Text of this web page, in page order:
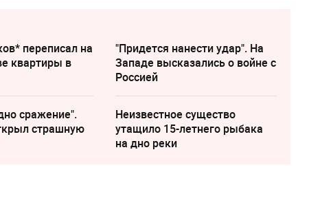
переписал на
квартиры в
"Придется нанести удар". На
Западе высказались о войне с
Россией
сражение".
страшную
Неизвестное существо
утащило 15-летнего рыбака
на дно реки